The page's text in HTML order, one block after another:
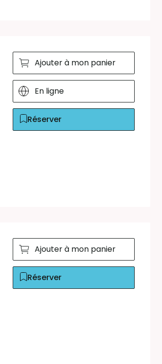
Ajouter à mon panier
En ligne
Réserver
Ajouter à mon panier
Réserver